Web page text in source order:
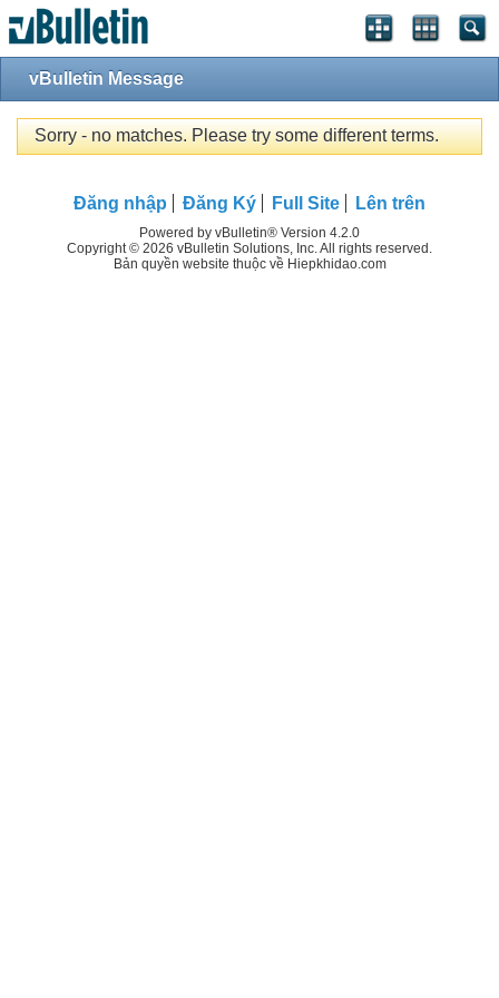
vBulletin Message
Sorry - no matches. Please try some different terms.
Đăng nhập Đăng Ký Full Site Lên trên
Powered by vBulletin® Version 4.2.0
Copyright © 2026 vBulletin Solutions, Inc. All rights reserved.
Bản quyền website thuộc về Hiepkhidao.com